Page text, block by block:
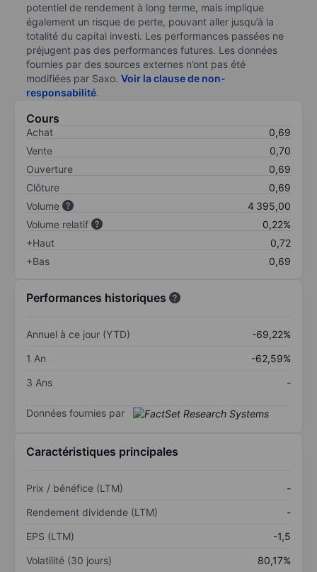
potentiel de rendement à long terme, mais implique
également un risque de perte, pouvant aller jusqu’à la
totalité du capital investi. Les performances passées ne
préjugent pas des performances futures. Les données
fournies par des sources externes n’ont pas été
modifiées par Saxo. Voir la clause de non-
responsabilité.
Cours
Achat
0,69
Vente
0,70
Ouverture
0,69
Clôture
0,69
Volume
4 395,00
Volume relatif
0,22%
+Haut
0,72
+Bas
0,69
Performances historiques
Annuel à ce jour (YTD)
-69,22%
1 An
-62,59%
3 Ans
-
Données fournies par
Caractéristiques principales
Prix / bénéfice (LTM)
-
Rendement dividende (LTM)
-
EPS (LTM)
-1,5
Volatilité (30 jours)
80,17%